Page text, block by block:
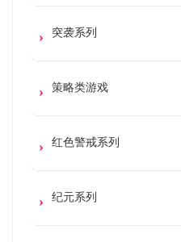
突袭系列
策略类游戏
红色警戒系列
纪元系列